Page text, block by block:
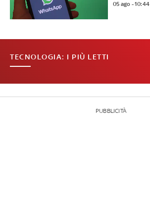
05 ago - 10:44
TECNOLOGIA: I PIÙ LETTI
PUBBLICITÀ